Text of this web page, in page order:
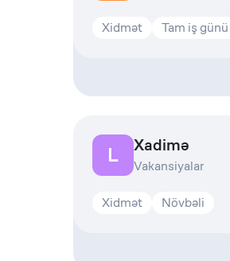
Xidmət Tam iş günü
L Xadimə
Vakansiyalar
Xidmət Növbəli